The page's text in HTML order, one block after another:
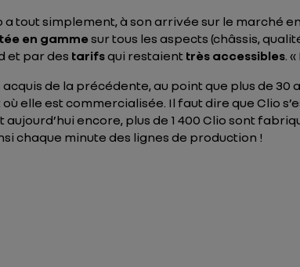
a tout simplement, à son arrivée sur le marché
en gammesur tous les aspects (châssis,
et par des tarifsqui restaient très accessibles.
de la précédente, au point que plus de 30
elle est commercialisée. Il faut dire que Clio
aujourd’hui encore, plus de 1 400 Clio sont
chaque minute des lignes de production !